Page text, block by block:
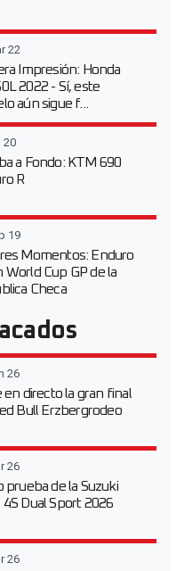
22
Impresión: Honda
2022 - Sí, este
aún sigue f...
20
a Fondo: KTM 690
R
19
Momentos: Enduro
World Cup GP de la
Checa
26
en directo la gran final
Bull Erzbergrodeo
26
prueba de la Suzuki
4S Dual Sport 2026
26